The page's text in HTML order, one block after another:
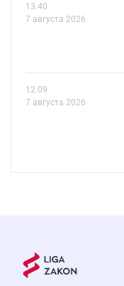
13.40
7 августа 2026
12.09
7 августа 2026